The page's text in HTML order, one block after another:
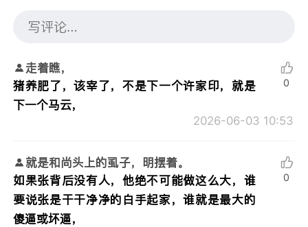
走着瞧，
猪养肥了，该宰了，不是下一个许家印，就是
下一个马云，
2026-06-03 10:53
0
就是和尚头上的虱子，明摆着。
如果张背后没有人，他绝不可能做这么大，谁
要说张是干干净净的白手起家，谁就是最大的
傻逼或坏逼，
0